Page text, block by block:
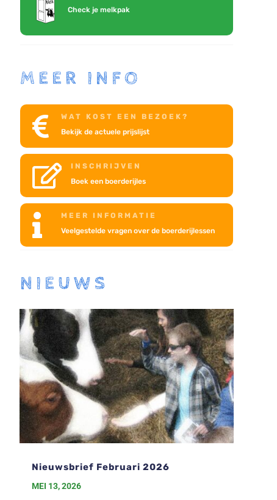
Check je melkpak
MEER INFO

WAT KOST EEN BEZOEK?
Bekijk de actuele prijslijst

INSCHRIJVEN
Boek een boerderijles

MEER INFORMATIE
Veelgestelde vragen over de boerderijlessen
NIEUWS
Nieuwsbrief Februari 2026
MEI 13, 2026